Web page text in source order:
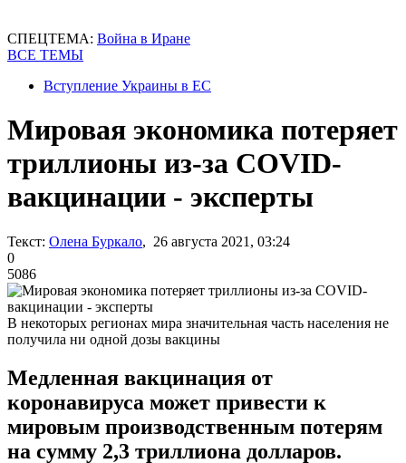
СПЕЦТЕМА: Война в Иране
ВСЕ ТЕМЫ
Вступление Украины в ЕС
Мировая экономика потеряет
триллионы из-за COVID-
вакцинации - эксперты
Текст: Олена Буркало, 26 августа 2021, 03:24
0
5086
В некоторых регионах мира значительная часть населения не
получила ни одной дозы вакцины
Медленная вакцинация от
коронавируса может привести к
мировым производственным потерям
на сумму 2,3 триллиона долларов.